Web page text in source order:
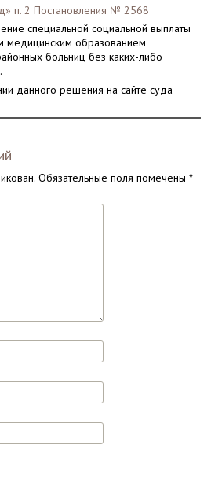
п. 2 Постановления № 2568
специальной социальной выплаты
медицинским образованием
больниц без каких-либо
данного решения на сайте суда
Обязательные поля помечены *